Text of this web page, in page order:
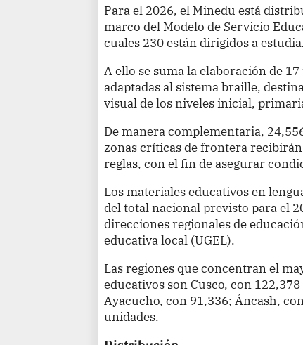
Para el 2026, el Minedu está
marco del Modelo de Servicio
cuales 230 están dirigidos a
A ello se suma la elaboración de
adaptadas al sistema braille,
visual de los niveles inicial,
De manera complementaria,
zonas críticas de frontera
reglas, con el fin de asegurar
Los materiales educativos en
del total nacional previsto para el
direcciones regionales de
educativa local (UGEL).
Las regiones que concentran el
educativos son Cusco, con
Ayacucho, con 91,336; Áncash,
unidades.